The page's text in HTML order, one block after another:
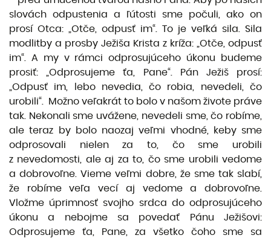
slovách odpustenia a ľútosti sme počuli, ako on
prosí Otca: „Otče, odpusť im“. To je veľká sila. Sila
modlitby a prosby Ježiša Krista z kríža: „Otče, odpusť
im“. A my v rámci odprosujúceho úkonu budeme
prosiť: „Odprosujeme ťa, Pane“. Pán Ježiš prosí:
„Odpusť im, lebo nevedia, čo robia, nevedeli, čo
urobili“. Možno veľakrát to bolo v našom živote práve
tak. Nekonali sme uvážene, nevedeli sme, čo robíme,
ale teraz by bolo naozaj veľmi vhodné, keby sme
odprosovali nielen za to, čo sme urobili
z nevedomosti, ale aj za to, čo sme urobili vedome
a dobrovoľne. Vieme veľmi dobre, že sme tak slabí,
že robíme veľa vecí aj vedome a dobrovoľne.
Vložme úprimnosť svojho srdca do odprosujúceho
úkonu a nebojme sa povedať Pánu Ježišovi:
Odprosujeme ťa, Pane, za všetko čoho sme sa